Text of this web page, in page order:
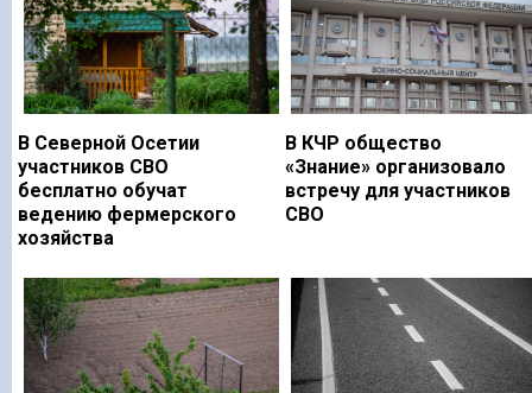
В Северной Осетии
участников СВО
бесплатно обучат
ведению фермерского
хозяйства
В КЧР общество
«Знание» организовало
встречу для участников
СВО